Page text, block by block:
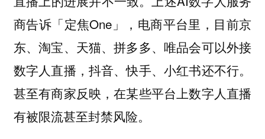
商告诉「定焦One」，电商平台里，目前京
东、淘宝、天猫、拼多多、唯品会可以外接
数字人直播，抖音、快手、小红书还不行。
甚至有商家反映，在某些平台上数字人直播
有被限流甚至封禁风险。